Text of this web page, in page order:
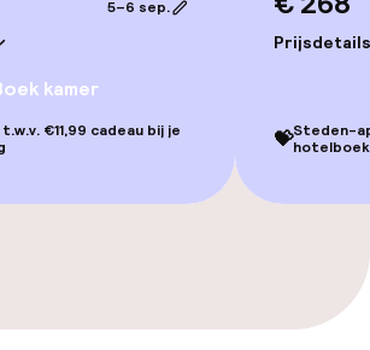
kamers beschikbaar
5–6 sep.
kamer
€11,99 cadeau bij je
Prijsdetails
💝Steden-